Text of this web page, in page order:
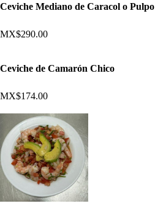
Ceviche Mediano de Caracol o Pulpo
MX$290.00
Ceviche de Camarón Chico
MX$174.00